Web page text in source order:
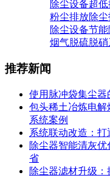
除尘设备超
粉尘排放除
除尘设备节能
烟气脱硫脱
推荐新闻
使用脉冲袋集尘器
包头稀土冶炼电
系统案例
系统联动改造：打
除尘器智能清灰
省
除尘器滤材升级